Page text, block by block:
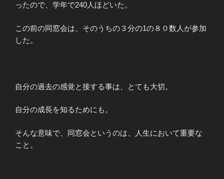
ったので、学年で240人ほどいた。
この前の同窓会は、そのうちの３分の1の８０数人が参加
した。
自分の過去の感覚と接する事は、とても大切。
自分の成長を知るためにも。
そんな意味で、同窓会というのは、人生において重要な
こと。